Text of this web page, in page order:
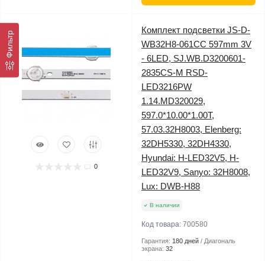
Фильтр
0
Комплект подсветки JS-D-
WB32H8-061CC 597mm 3V
- 6LED, SJ.WB.D3200601-
2835CS-M RSD-
LED3216PW
1.14.MD320029,
597.0*10.00*1.00T,
57.03.32H8003, Elenberg:
32DH5330, 32DH4330,
Hyundai: H-LED32V5, H-
LED32V9, Sanyo: 32H8008,
Lux: DWB-H88
В наличии
Код товара: 700580
Гарантия: 180 дней
Диагональ
экрана: 32